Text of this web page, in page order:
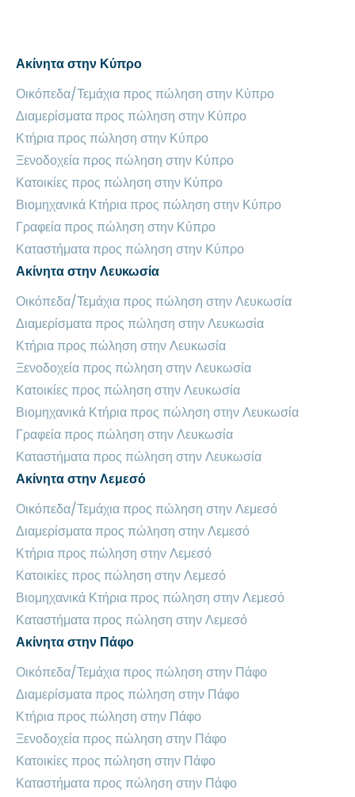
Ακίνητα στην Κύπρο
Οικόπεδα/Τεμάχια προς πώληση στην Κύπρο
Διαμερίσματα προς πώληση στην Κύπρο
Κτήρια προς πώληση στην Κύπρο
Ξενοδοχεία προς πώληση στην Κύπρο
Κατοικίες προς πώληση στην Κύπρο
Βιομηχανικά Κτήρια προς πώληση στην Κύπρο
Γραφεία προς πώληση στην Κύπρο
Καταστήματα προς πώληση στην Κύπρο
Ακίνητα στην Λευκωσία
Οικόπεδα/Τεμάχια προς πώληση στην Λευκωσία
Διαμερίσματα προς πώληση στην Λευκωσία
Κτήρια προς πώληση στην Λευκωσία
Ξενοδοχεία προς πώληση στην Λευκωσία
Κατοικίες προς πώληση στην Λευκωσία
Βιομηχανικά Κτήρια προς πώληση στην Λευκωσία
Γραφεία προς πώληση στην Λευκωσία
Καταστήματα προς πώληση στην Λευκωσία
Ακίνητα στην Λεμεσό
Οικόπεδα/Τεμάχια προς πώληση στην Λεμεσό
Διαμερίσματα προς πώληση στην Λεμεσό
Κτήρια προς πώληση στην Λεμεσό
Κατοικίες προς πώληση στην Λεμεσό
Βιομηχανικά Κτήρια προς πώληση στην Λεμεσό
Καταστήματα προς πώληση στην Λεμεσό
Ακίνητα στην Πάφο
Οικόπεδα/Τεμάχια προς πώληση στην Πάφο
Διαμερίσματα προς πώληση στην Πάφο
Κτήρια προς πώληση στην Πάφο
Ξενοδοχεία προς πώληση στην Πάφο
Κατοικίες προς πώληση στην Πάφο
Καταστήματα προς πώληση στην Πάφο